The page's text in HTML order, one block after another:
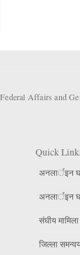
Affairs and
Quick
अनलार्इन
अनलार्इन
संघीय
जिल्ला